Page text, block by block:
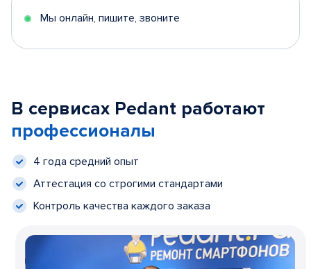
Мы онлайн, пишите, звоните
В сервисах Pedant работают
профессионалы
4 года средний опыт
Аттестация со строгими стандартами
Контроль качества каждого заказа